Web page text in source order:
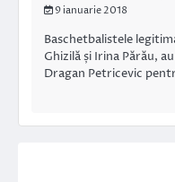
9 ianuarie 2018
Baschetbalistele
Ghizilă și Irina Părău,
Dragan Petricevic